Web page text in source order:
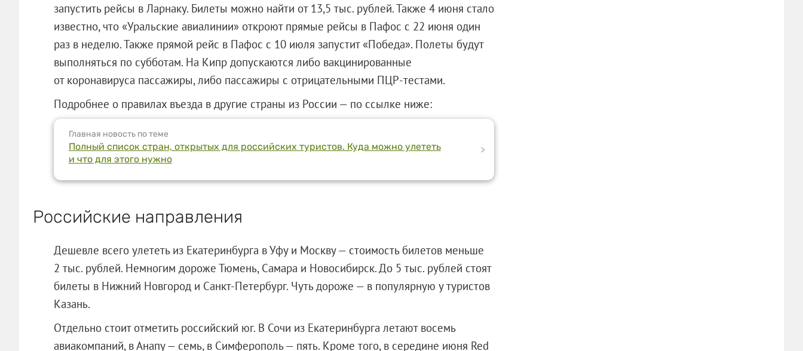
запустить рейсы в Ларнаку. Билеты можно найти от 13,5 тыс. рублей. Также 4 июня стало
известно, что «Уральские авиалинии» откроют прямые рейсы в Пафос с 22 июня один
раз в неделю. Также прямой рейс в Пафос с 10 июля запустит «Победа». Полеты будут
выполняться по субботам. На Кипр допускаются либо вакцинированные
от коронавируса пассажиры, либо пассажиры с отрицательными ПЦР-тестами.
Подробнее о правилах въезда в другие страны из России — по ссылке ниже:
Главная новость по теме
Полный список стран, открытых для российских туристов. Куда можно улететь
и что для этого нужно
>
Российские направления
Дешевле всего улететь из Екатеринбурга в Уфу и Москву — стоимость билетов меньше
2 тыс. рублей. Немногим дороже Тюмень, Самара и Новосибирск. До 5 тыс. рублей стоят
билеты в Нижний Новгород и Санкт-Петербург. Чуть дороже — в популярную у туристов
Казань.
Отдельно стоит отметить российский юг. В Сочи из Екатеринбурга летают восемь
авиакомпаний, в Анапу — семь, в Симферополь — пять. Кроме того, в середине июня Red